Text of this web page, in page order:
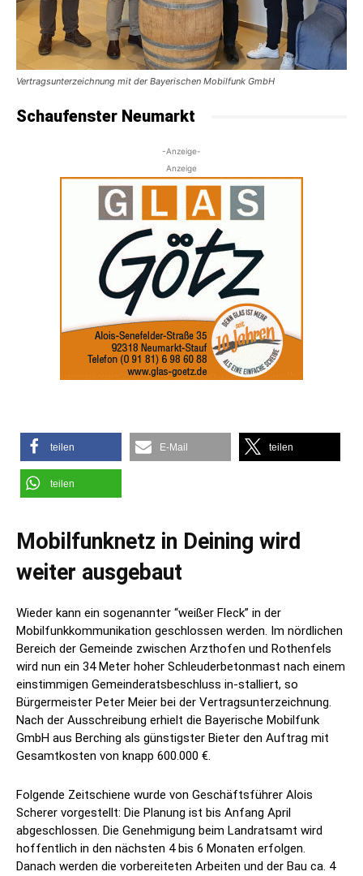
Vertragsunterzeichnung mit der Bayerischen Mobilfunk GmbH
Schaufenster Neumarkt
-Anzeige-
Anzeige
teilen E-Mail teilen
teilen
Mobilfunknetz in Deining wird
weiter ausgebaut
Wieder kann ein sogenannter “weißer Fleck” in der
Mobilfunkkommunikation geschlossen werden. Im nördlichen
Bereich der Gemeinde zwischen Arzthofen und Rothenfels
wird nun ein 34 Meter hoher Schleuderbetonmast nach einem
einstimmigen Gemeinderatsbeschluss in-stalliert, so
Bürgermeister Peter Meier bei der Vertragsunterzeichnung.
Nach der Ausschreibung erhielt die Bayerische Mobilfunk
GmbH aus Berching als günstigster Bieter den Auftrag mit
Gesamtkosten von knapp 600.000 €.
Folgende Zeitschiene wurde von Geschäftsführer Alois
Scherer vorgestellt: Die Planung ist bis Anfang April
abgeschlossen. Die Genehmigung beim Landratsamt wird
hoffentlich in den nächsten 4 bis 6 Monaten erfolgen.
Danach werden die vorbereiteten Arbeiten und der Bau ca. 4